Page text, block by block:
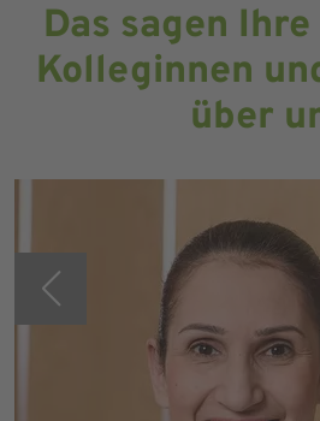
Das sagen
Kolleginnen
über